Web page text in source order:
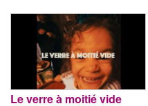
Le verre à moitié vide